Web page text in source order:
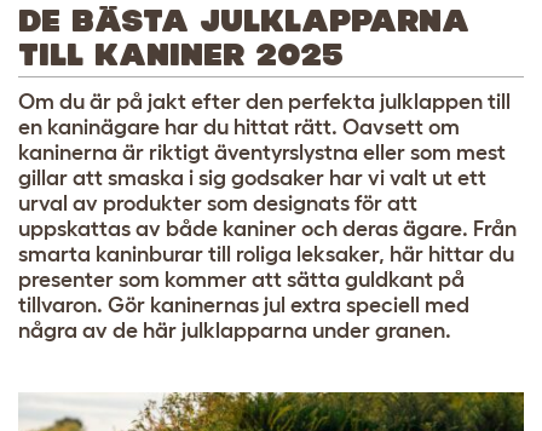
DE BÄSTA JULKLAPPARNA
TILL KANINER 2025
Om du är på jakt efter den perfekta julklappen till
en kaninägare har du hittat rätt. Oavsett om
kaninerna är riktigt äventyrslystna eller som mest
gillar att smaska i sig godsaker har vi valt ut ett
urval av produkter som designats för att
uppskattas av både kaniner och deras ägare. Från
smarta kaninburar till roliga leksaker, här hittar du
presenter som kommer att sätta guldkant på
tillvaron. Gör kaninernas jul extra speciell med
några av de här julklapparna under granen.